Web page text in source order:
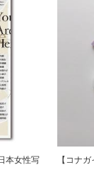
本女性写
【コナ